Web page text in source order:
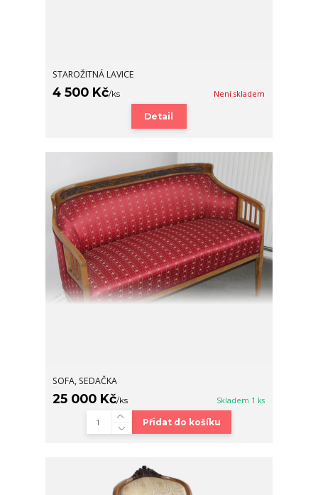
STAROŽITNÁ LAVICE
4 500 Kč/ks Není skladem
Detail
SOFA, SEDAČKA
25 000 Kč/ks Skladem 1 ks
Přidat do košíku